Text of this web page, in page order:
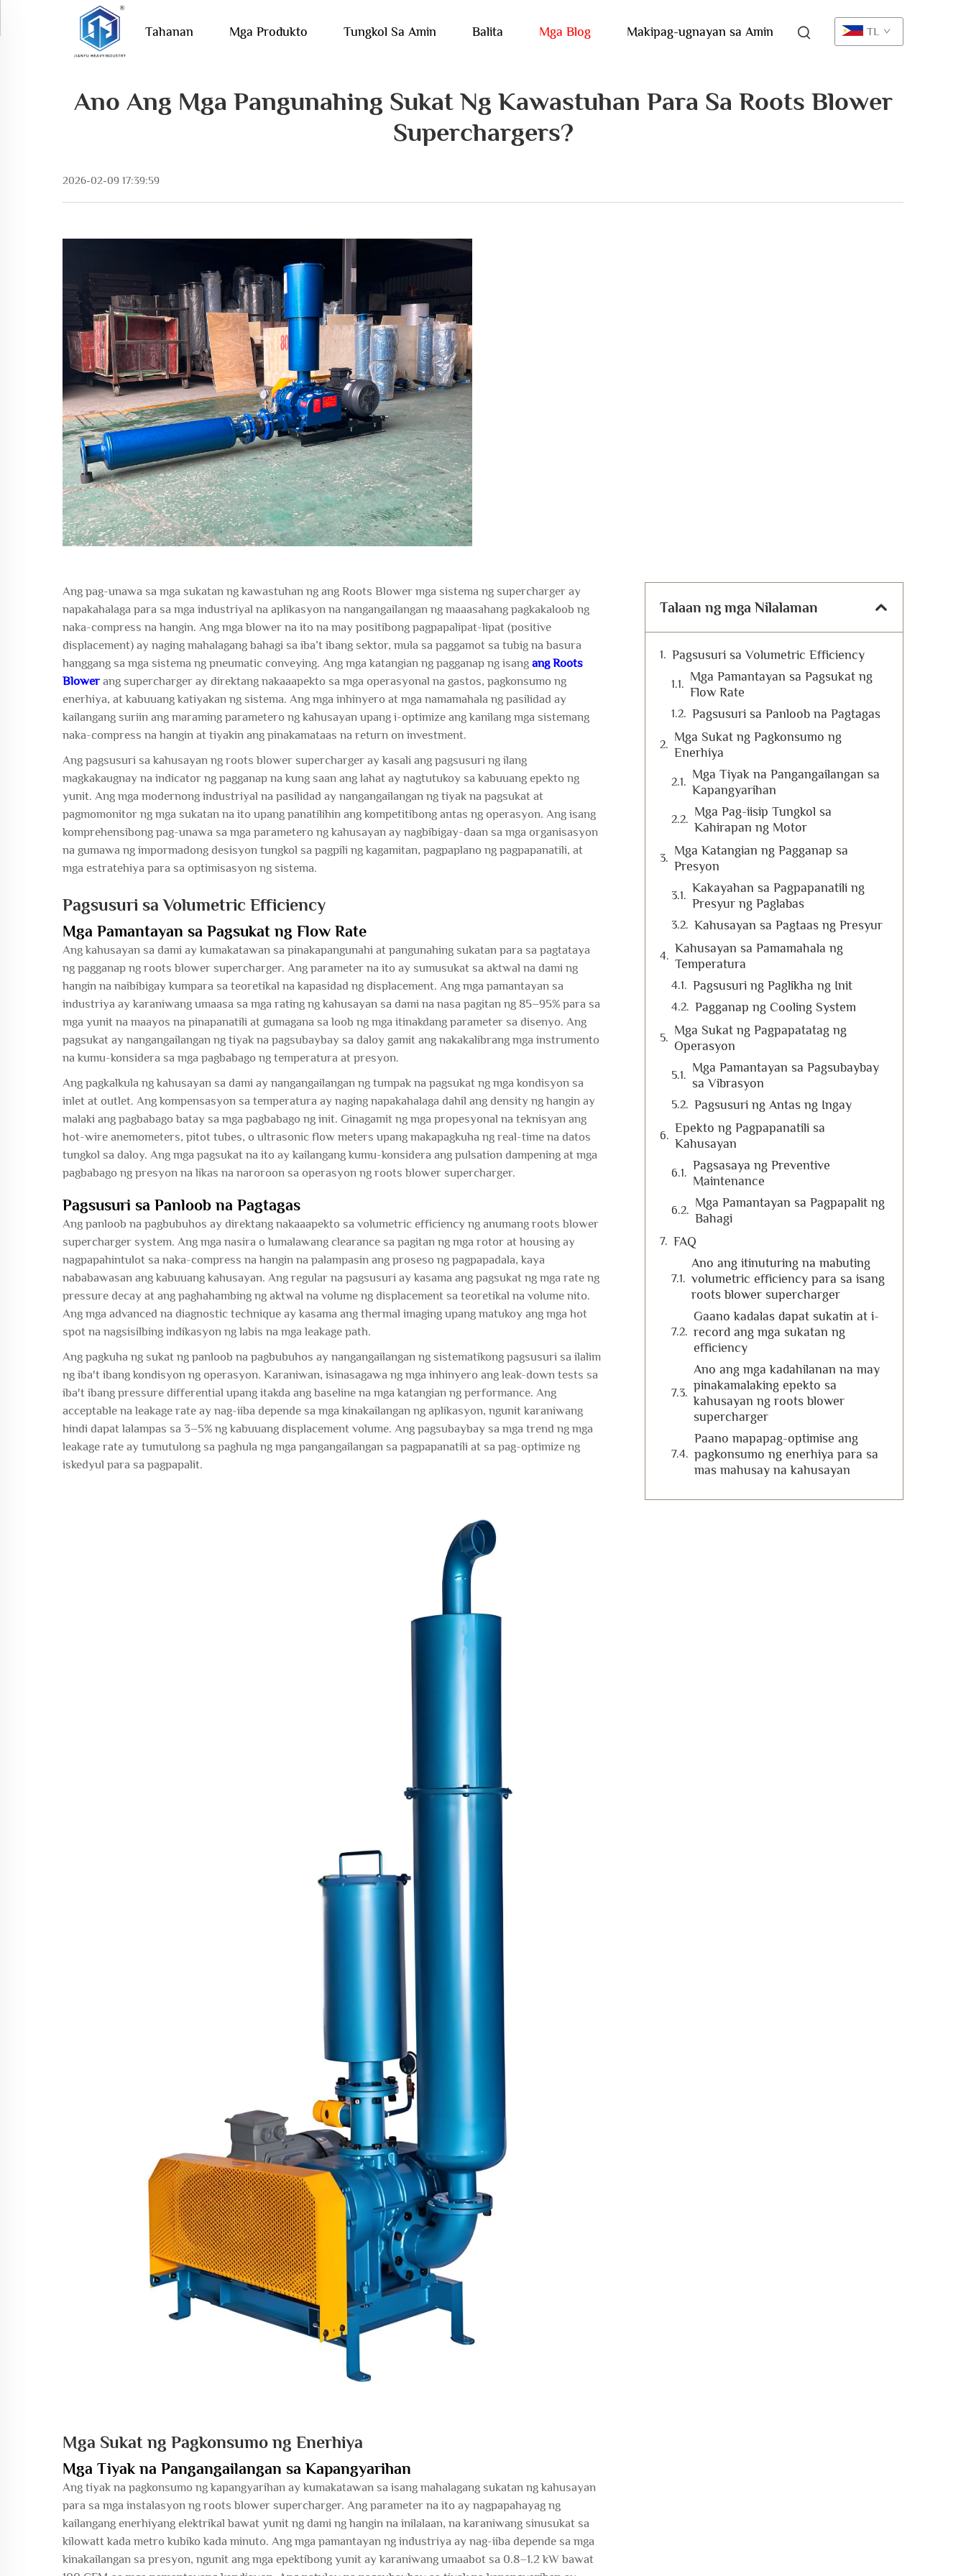
Tahanan Mga Produkto Tungkol Sa Amin Balita Mga Blog Makipag-ugnayan sa Amin TL
Ano Ang Mga Pangunahing Sukat Ng Kawastuhan Para Sa Roots Blower
Superchargers?
2026-02-09 17:39:59
Ang pag-unawa sa mga sukatan ng kawastuhan ng ang Roots Blower mga sistema ng supercharger ay
napakahalaga para sa mga industriyal na aplikasyon na nangangailangan ng maaasahang pagkakaloob ng
naka-compress na hangin. Ang mga blower na ito na may positibong pagpapalipat-lipat (positive
displacement) ay naging mahalagang bahagi sa iba’t ibang sektor, mula sa paggamot sa tubig na basura
hanggang sa mga sistema ng pneumatic conveying. Ang mga katangian ng pagganap ng isang ang Roots
Blowerang supercharger ay direktang nakaaapekto sa mga operasyonal na gastos, pagkonsumo ng
enerhiya, at kabuuang katiyakan ng sistema. Ang mga inhinyero at mga namamahala ng pasilidad ay
kailangang suriin ang maraming parametero ng kahusayan upang i-optimize ang kanilang mga sistemang
naka-compress na hangin at tiyakin ang pinakamataas na return on investment.
Ang pagsusuri sa kahusayan ng roots blower supercharger ay kasali ang pagsusuri ng ilang
magkakaugnay na indicator ng pagganap na kung saan ang lahat ay nagtutukoy sa kabuuang epekto ng
yunit. Ang mga modernong industriyal na pasilidad ay nangangailangan ng tiyak na pagsukat at
pagmomonitor ng mga sukatan na ito upang panatilihin ang kompetitibong antas ng operasyon. Ang isang
komprehensibong pag-unawa sa mga parametero ng kahusayan ay nagbibigay-daan sa mga organisasyon
na gumawa ng impormadong desisyon tungkol sa pagpili ng kagamitan, pagpaplano ng pagpapanatili, at
mga estratehiya para sa optimisasyon ng sistema.
Pagsusuri sa Volumetric Efficiency
Mga Pamantayan sa Pagsukat ng Flow Rate
Ang kahusayan sa dami ay kumakatawan sa pinakapangunahi at pangunahing sukatan para sa pagtataya
ng pagganap ng roots blower supercharger. Ang parameter na ito ay sumusukat sa aktwal na dami ng
hangin na naibibigay kumpara sa teoretikal na kapasidad ng displacement. Ang mga pamantayan sa
industriya ay karaniwang umaasa sa mga rating ng kahusayan sa dami na nasa pagitan ng 85–95% para sa
mga yunit na maayos na pinapanatili at gumagana sa loob ng mga itinakdang parameter sa disenyo. Ang
pagsukat ay nangangailangan ng tiyak na pagsubaybay sa daloy gamit ang nakakalibrang mga instrumento
na kumu-konsidera sa mga pagbabago ng temperatura at presyon.
Ang pagkalkula ng kahusayan sa dami ay nangangailangan ng tumpak na pagsukat ng mga kondisyon sa
inlet at outlet. Ang kompensasyon sa temperatura ay naging napakahalaga dahil ang density ng hangin ay
malaki ang pagbabago batay sa mga pagbabago ng init. Ginagamit ng mga propesyonal na teknisyan ang
hot-wire anemometers, pitot tubes, o ultrasonic flow meters upang makapagkuha ng real-time na datos
tungkol sa daloy. Ang mga pagsukat na ito ay kailangang kumu-konsidera ang pulsation dampening at mga
pagbabago ng presyon na likas na naroroon sa operasyon ng roots blower supercharger.
Pagsusuri sa Panloob na Pagtagas
Ang panloob na pagbubuhos ay direktang nakaaapekto sa volumetric efficiency ng anumang roots blower
supercharger system. Ang mga nasira o lumalawang clearance sa pagitan ng mga rotor at housing ay
nagpapahintulot sa naka-compress na hangin na palampasin ang proseso ng pagpapadala, kaya
nababawasan ang kabuuang kahusayan. Ang regular na pagsusuri ay kasama ang pagsukat ng mga rate ng
pressure decay at ang paghahambing ng aktwal na volume ng displacement sa teoretikal na volume nito.
Ang mga advanced na diagnostic technique ay kasama ang thermal imaging upang matukoy ang mga hot
spot na nagsisilbing indikasyon ng labis na mga leakage path.
Ang pagkuha ng sukat ng panloob na pagbubuhos ay nangangailangan ng sistematikong pagsusuri sa ilalim
ng iba't ibang kondisyon ng operasyon. Karaniwan, isinasagawa ng mga inhinyero ang leak-down tests sa
iba't ibang pressure differential upang itakda ang baseline na mga katangian ng performance. Ang
acceptable na leakage rate ay nag-iiba depende sa mga kinakailangan ng aplikasyon, ngunit karaniwang
hindi dapat lalampas sa 3–5% ng kabuuang displacement volume. Ang pagsubaybay sa mga trend ng mga
leakage rate ay tumutulong sa paghula ng mga pangangailangan sa pagpapanatili at sa pag-optimize ng
iskedyul para sa pagpapalit.
Mga Sukat ng Pagkonsumo ng Enerhiya
Mga Tiyak na Pangangailangan sa Kapangyarihan
Ang tiyak na pagkonsumo ng kapangyarihan ay kumakatawan sa isang mahalagang sukatan ng kahusayan
para sa mga instalasyon ng roots blower supercharger. Ang parameter na ito ay nagpapahayag ng
kailangang enerhiyang elektrikal bawat yunit ng dami ng hangin na inilalaan, na karaniwang sinusukat sa
kilowatt kada metro kubiko kada minuto. Ang mga pamantayan ng industriya ay nag-iiba depende sa mga
kinakailangan sa presyon, ngunit ang mga epektibong yunit ay karaniwang umaabot sa 0.8–1.2 kW bawat
Talaan ng mga Nilalaman
Pagsusuri sa Volumetric Efficiency
Mga Pamantayan sa Pagsukat ng
Flow Rate
Pagsusuri sa Panloob na Pagtagas
Mga Sukat ng Pagkonsumo ng
Enerhiya
Mga Tiyak na Pangangailangan sa
Kapangyarihan
Mga Pag-iisip Tungkol sa
Kahirapan ng Motor
Mga Katangian ng Pagganap sa
Presyon
Kakayahan sa Pagpapanatili ng
Presyur ng Paglabas
Kahusayan sa Pagtaas ng Presyur
Kahusayan sa Pamamahala ng
Temperatura
Pagsusuri ng Paglikha ng Init
Pagganap ng Cooling System
Mga Sukat ng Pagpapatatag ng
Operasyon
Mga Pamantayan sa Pagsubaybay
sa Vibrasyon
Pagsusuri ng Antas ng Ingay
Epekto ng Pagpapanatili sa
Kahusayan
Pagsasaya ng Preventive
Maintenance
Mga Pamantayan sa Pagpapalit ng
Bahagi
FAQ
Ano ang itinuturing na mabuting
volumetric efficiency para sa isang
roots blower supercharger
Gaano kadalas dapat sukatin at i-
record ang mga sukatan ng
efficiency
Ano ang mga kadahilanan na may
pinakamalaking epekto sa
kahusayan ng roots blower
supercharger
Paano mapapag-optimise ang
pagkonsumo ng enerhiya para sa
mas mahusay na kahusayan